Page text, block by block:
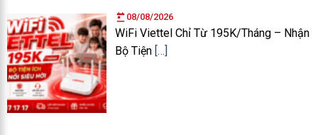
08/08/2026
WiFi Viettel Chỉ Từ 195K/Tháng – Nhận
Bộ Tiện […]